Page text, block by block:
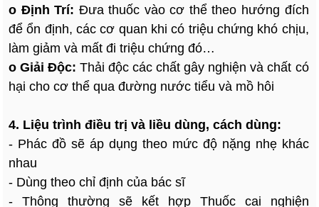
o Định Trí: Đưa thuốc vào cơ thể theo hướng đích
để ổn định, các cơ quan khi có triệu chứng khó chịu,
làm giảm và mất đi triệu chứng đó…
o Giải Độc: Thải độc các chất gây nghiện và chất có
hại cho cơ thể qua đường nước tiểu và mồ hôi
4. Liệu trình điều trị và liều dùng, cách dùng:
- Phác đồ sẽ áp dụng theo mức độ nặng nhẹ khác
nhau
- Dùng theo chỉ định của bác sĩ
- Thông thường sẽ kết hợp Thuốc cai nghiện